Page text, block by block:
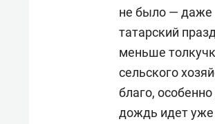
не было — даже
татарский
меньше
сельского
благо,
дождь идет уже